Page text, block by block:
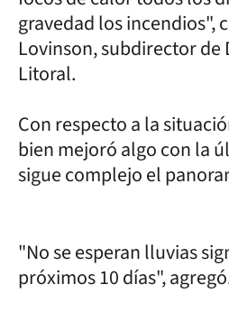
gravedad los incendios",
Lovinson, subdirector de
Litoral.
Con respecto a la
bien mejoró algo con la
sigue complejo el
"No se esperan lluvias
próximos 10 días",